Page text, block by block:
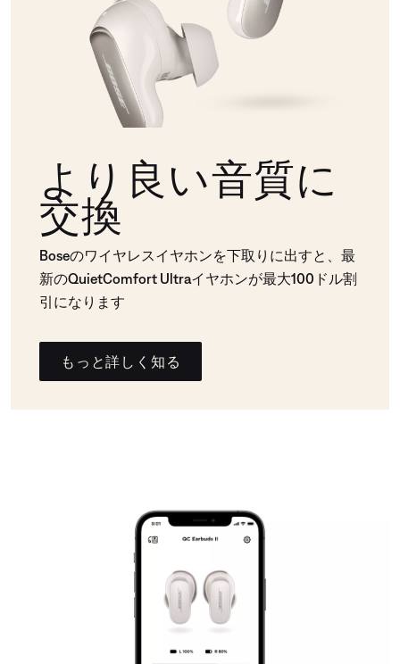
より良い音質に
交換
Boseのワイヤレスイヤホンを下取りに出すと、最
新のQuietComfort Ultraイヤホンが最大100ドル割
引になります
もっと詳しく知る